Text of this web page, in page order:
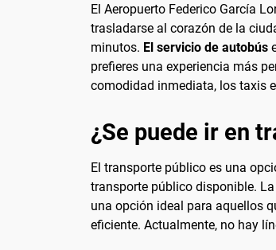
El Aeropuerto Federico García
trasladarse al corazón de la
minutos. El servicio de autobús
prefieres una experiencia más
comodidad inmediata, los taxis
¿Se puede ir en
El transporte público es una
transporte público disponible.
una opción ideal para aquellos
eficiente. Actualmente, no hay